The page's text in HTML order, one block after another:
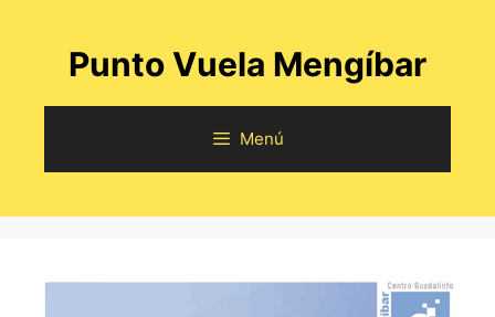
contenidoPunto Vuela Mengíbar
Menú